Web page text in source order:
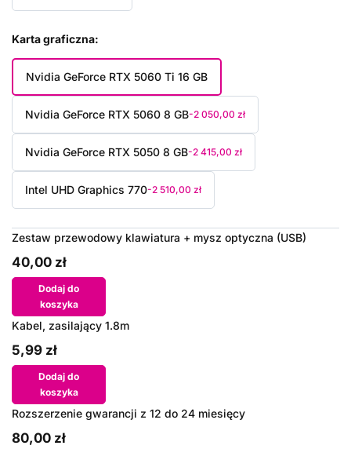
Karta graficzna
Nvidia GeForce RTX 5060 Ti 16 GB
Nvidia GeForce RTX 5060 8 GB-2 050,00 zł
Nvidia GeForce RTX 5050 8 GB-2 415,00 zł
Intel UHD Graphics 770-2 510,00 zł
Zestaw przewodowy klawiatura + mysz optyczna (USB)
40,00 zł
Dodaj do
koszyka
Kabel, zasilający 1.8m
5,99 zł
Dodaj do
koszyka
Rozszerzenie gwarancji z 12 do 24 miesięcy
80,00 zł